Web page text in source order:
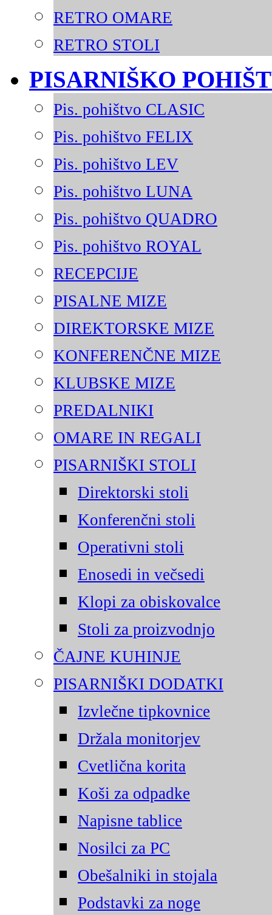
RETRO OMARE
RETRO STOLI
PISARNIŠKO
Pis. pohištvo CLASIC
Pis. pohištvo FELIX
Pis. pohištvo LEV
Pis. pohištvo LUNA
Pis. pohištvo QUADRO
Pis. pohištvo ROYAL
RECEPCIJE
PISALNE MIZE
DIREKTORSKE MIZE
KONFERENČNE MIZE
KLUBSKE MIZE
PREDALNIKI
OMARE IN REGALI
PISARNIŠKI STOLI
Direktorski stoli
Konferenčni stoli
Operativni stoli
Enosedi in večsedi
Klopi za obiskovalce
Stoli za proizvodnjo
ČAJNE KUHINJE
PISARNIŠKI DODATKI
Izvlečne tipkovnice
Držala monitorjev
Cvetlična korita
Koši za odpadke
Napisne tablice
Nosilci za PC
Obešalniki in stojala
Podstavki za noge